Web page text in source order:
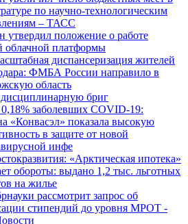
по научно-технологическим
– ТАСС
утвердил положение о работе
облачной платформы
диспансеризация жителей
ФМБА России направило в
область
бриг
заболевших COVID-19:
«Конвасэл» показала высокую
в защите от новой
инфе
«Арктическая ипотека»
обороты: выдано 1,2 тыс. льготных
на жилье
рассмотрит запрос об
стипендий до уровня МРОТ -